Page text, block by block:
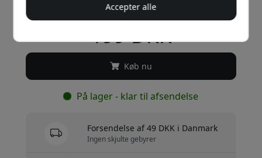
Anbefalet pris
199 DKK
Køb nu
På lager - klar til afsendelse
Forsendelse af 49 DKK i Danmark
Ingen skjulte gebyrer
Accepter alle